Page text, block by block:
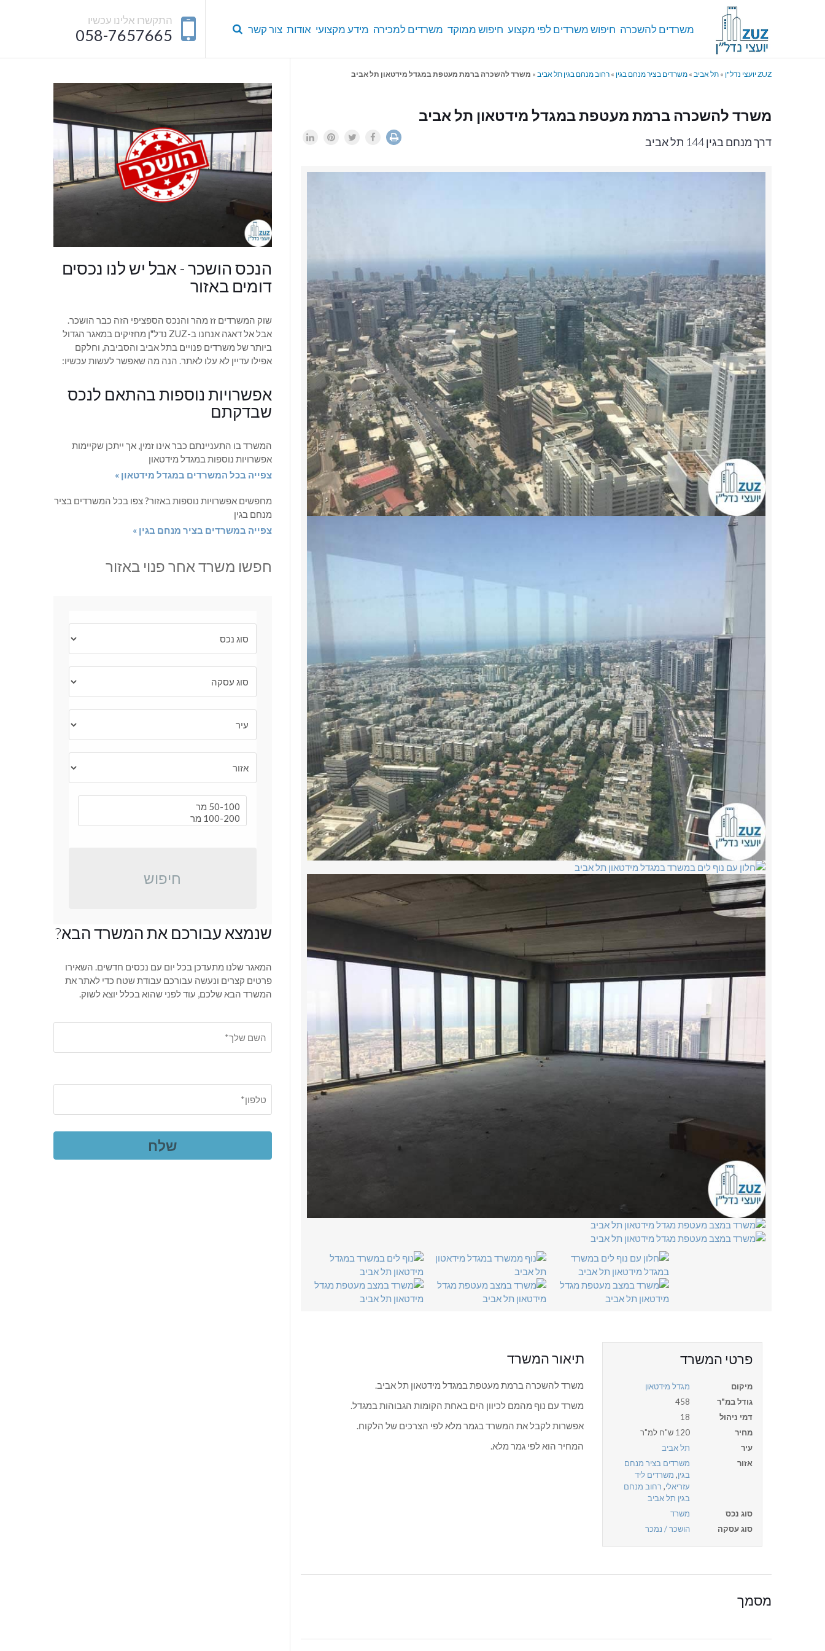
התקשרו אלינו עכשיו
058-7657665 משרדים להשכרה חיפוש משרדים לפי מקצוע חיפוש ממוקד משרדים למכירה מידע מקצועי אודות צור קשר
ZUZ יועצי נדל"ן » תל אביב » משרדים בציר מנחם בגין » רחוב מנחם בגין תל אביב » משרד להשכרה ברמת מעטפת במגדל מידטאון תל אביב
משרד להשכרה ברמת מעטפת במגדל מידטאון תל אביב
דרך מנחם בגין 144 תל אביב
פרטי המשרד
מיקום
מגדל מידטאון
גודל במ"ר
458
דמי ניהול
18
מחיר
120 ש"ח למ"ר
עיר
תל אביב
אזור
משרדים בציר מנחם
בגין, משרדים ליד
עזריאלי, רחוב מנחם
בגין תל אביב
סוג נכס
משרד
סוג עסקה
הושכר / נמכר
תיאור המשרד
משרד להשכרה ברמת מעטפת במגדל מידטאון תל אביב.
משרד עם נוף מהמם לכיוון הים באחת הקומות הגבוהות במגדל.
אפשרות לקבל את המשרד בגמר מלא לפי הצרכים של הלקוח.
המחיר הוא לפי גמר מלא.
מסמך
הנכס הושכר - אבל יש לנו נכסים
דומים באזור
שוק המשרדים זז מהר והנכס הספציפי הזה כבר הושכר.
אבל אל דאגה אנחנו ב-ZUZ נדל"ן מחזיקים במאגר הגדול
ביותר של משרדים פנויים בתל אביב והסביבה, וחלקם
אפילו עדיין לא עלו לאתר. הנה מה שאפשר לעשות עכשיו:
אפשרויות נוספות בהתאם לנכס
שבדקתם
המשרד בו התעניינתם כבר אינו זמין, אך ייתכן שקיימות
אפשרויות נוספות במגדל מידטאון
צפייה בכל המשרדים במגדל מידטאון »
מחפשים אפשרויות נוספות באזור? צפו בכל המשרדים בציר
מנחם בגין
צפייה במשרדים בציר מנחם בגין »
חפשו משרד אחר פנוי באזור
חיפוש
שנמצא עבורכם את המשרד הבא?
המאגר שלנו מתעדכן בכל יום עם נכסים חדשים. השאירו
פרטים קצרים ונעשה עבורכם עבודת שטח כדי לאתר את
המשרד הבא שלכם, עוד לפני שהוא בכלל יוצא לשוק.